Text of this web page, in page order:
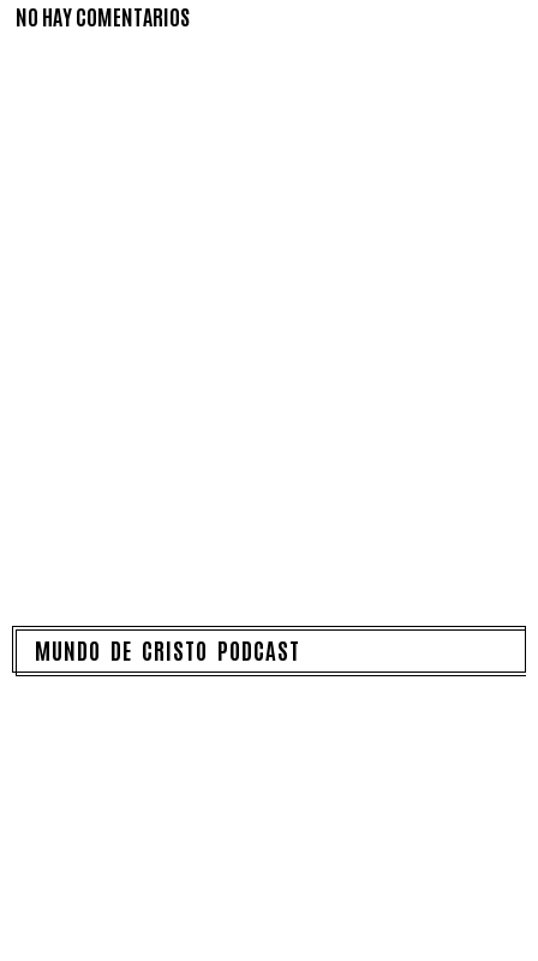
NO HAY COMENTARIOS
MUNDO DE CRISTO PODCAST